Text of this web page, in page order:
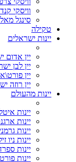
וויסקי
סינגל
טקילה
יינות ישראלים
יין אדום
יין לבן
יין
יין רוזה
יינות מהעולם
יינות
יינות
יינות
יינות ניו
יינות
יינות